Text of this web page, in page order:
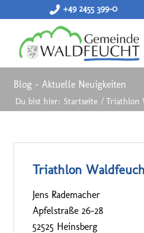
+49 2455 399-0
Blog - Aktuelle Neuigkeiten
Du bist hier: Startseite / Triathlon
Triathlon
Jens Rademacher
Apfelstraße 26-28
52525 Heinsberg